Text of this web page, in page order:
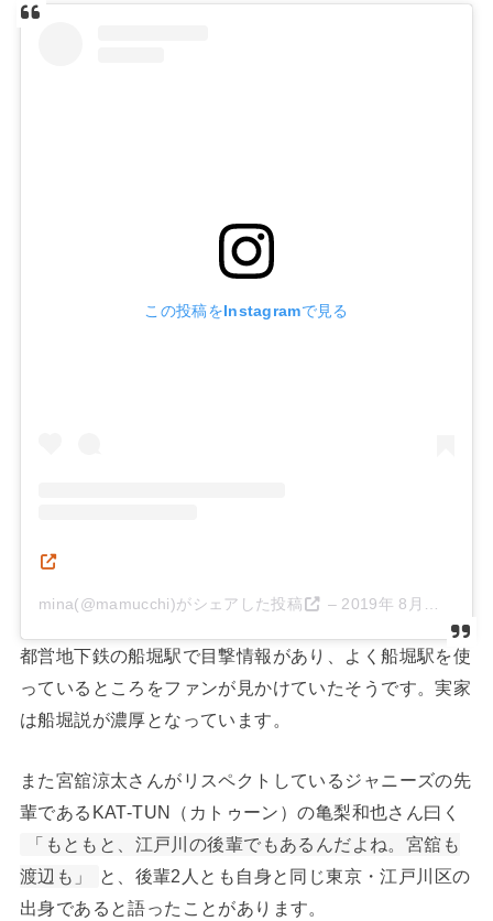
この投稿をInstagramで見る
mina(@mamucchi)がシェアした投稿 – 2019年 8月月6日午後4時50分PDT
都営地下鉄の船堀駅で目撃情報があり、よく船堀駅を使
っているところをファンが見かけていたそうです。実家
は船堀説が濃厚となっています。
また宮舘涼太さんがリスペクトしているジャニーズの先
輩であるKAT-TUN（カトゥーン）の亀梨和也さん曰く
「もともと、江戸川の後輩でもあるんだよね。宮舘も
渡辺も」
と、後輩2人とも自身と同じ東京・江戸川区の
出身であると語ったことがあります。